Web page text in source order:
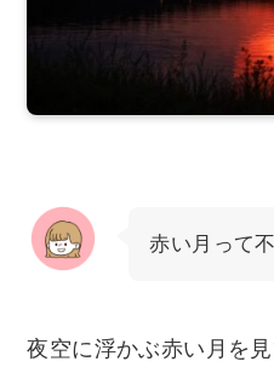
赤い月って
夜空に浮かぶ赤い月を